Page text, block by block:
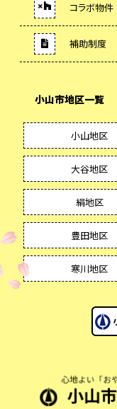
コラボ物件
補助制度
小山市地区一覧
小山地区
大谷地区
絹地区
豊田地区
寒川地区